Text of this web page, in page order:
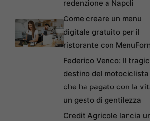
redenzione a Napoli
Come creare un menu
digitale gratuito per il
ristorante con
Federico Venco: Il
destino del motociclista
che ha pagato con la
un gesto di gentilezza
Credit Agricole lancia